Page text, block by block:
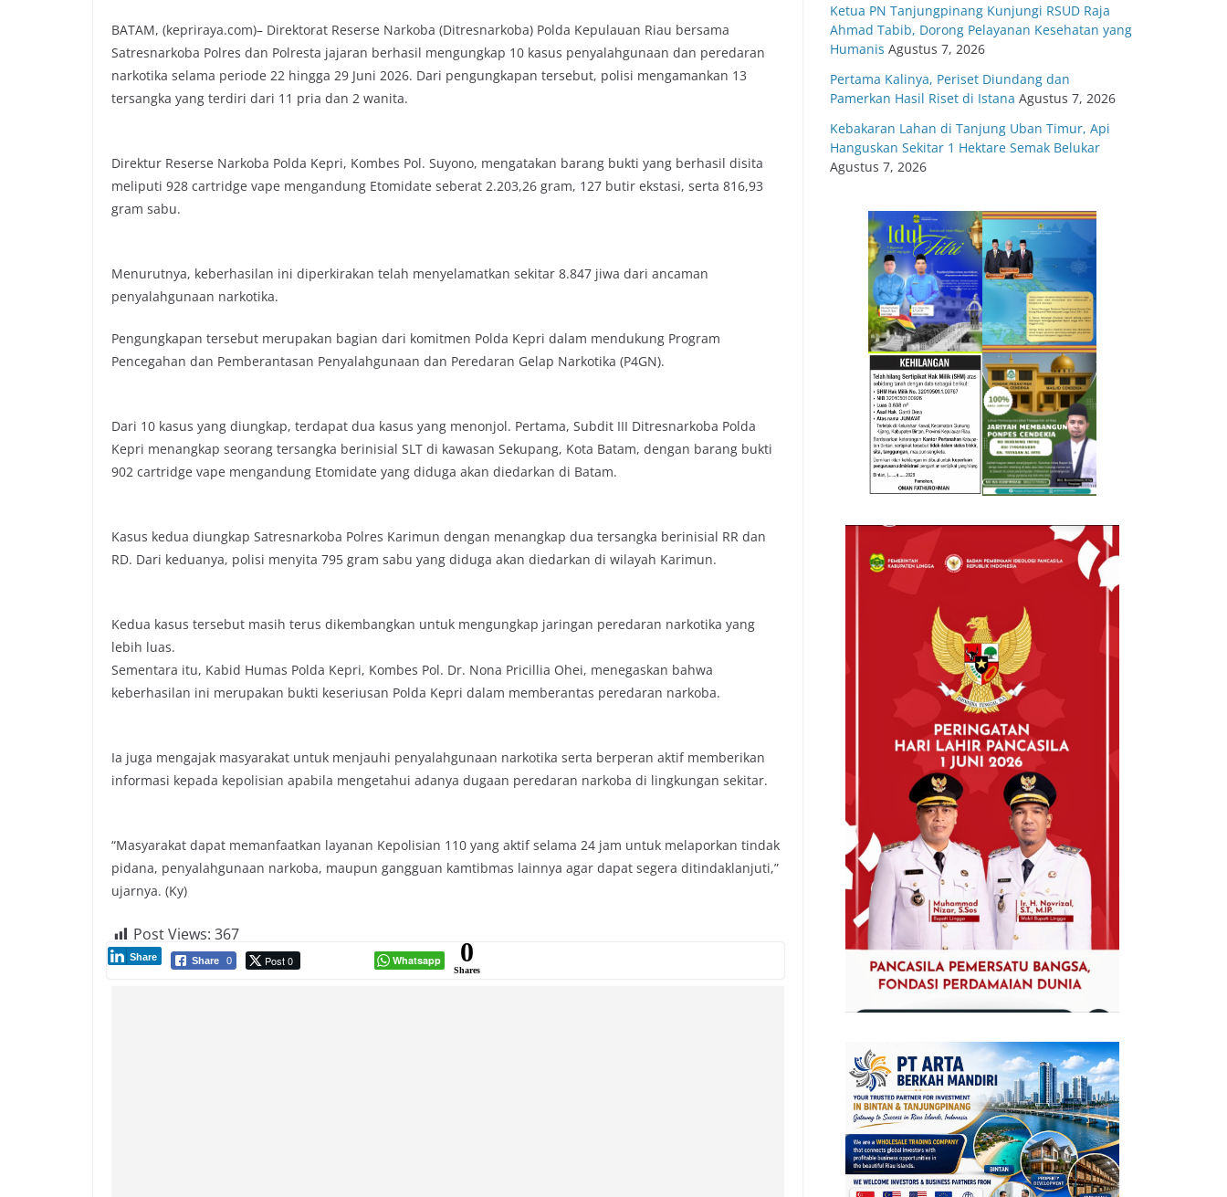
BATAM, (kepriraya.com)– Direktorat Reserse Narkoba (Ditresnarkoba) Polda Kepulauan Riau bersama
Satresnarkoba Polres dan Polresta jajaran berhasil mengungkap 10 kasus penyalahgunaan dan peredaran
narkotika selama periode 22 hingga 29 Juni 2026. Dari pengungkapan tersebut, polisi mengamankan 13
tersangka yang terdiri dari 11 pria dan 2 wanita.
Direktur Reserse Narkoba Polda Kepri, Kombes Pol. Suyono, mengatakan barang bukti yang berhasil disita
meliputi 928 cartridge vape mengandung Etomidate seberat 2.203,26 gram, 127 butir ekstasi, serta 816,93
gram sabu.
Menurutnya, keberhasilan ini diperkirakan telah menyelamatkan sekitar 8.847 jiwa dari ancaman
penyalahgunaan narkotika.
Pengungkapan tersebut merupakan bagian dari komitmen Polda Kepri dalam mendukung Program
Pencegahan dan Pemberantasan Penyalahgunaan dan Peredaran Gelap Narkotika (P4GN).
Dari 10 kasus yang diungkap, terdapat dua kasus yang menonjol. Pertama, Subdit III Ditresnarkoba Polda
Kepri menangkap seorang tersangka berinisial SLT di kawasan Sekupang, Kota Batam, dengan barang bukti
902 cartridge vape mengandung Etomidate yang diduga akan diedarkan di Batam.
Kasus kedua diungkap Satresnarkoba Polres Karimun dengan menangkap dua tersangka berinisial RR dan
RD. Dari keduanya, polisi menyita 795 gram sabu yang diduga akan diedarkan di wilayah Karimun.
Kedua kasus tersebut masih terus dikembangkan untuk mengungkap jaringan peredaran narkotika yang
lebih luas.
Sementara itu, Kabid Humas Polda Kepri, Kombes Pol. Dr. Nona Pricillia Ohei, menegaskan bahwa
keberhasilan ini merupakan bukti keseriusan Polda Kepri dalam memberantas peredaran narkoba.
Ia juga mengajak masyarakat untuk menjauhi penyalahgunaan narkotika serta berperan aktif memberikan
informasi kepada kepolisian apabila mengetahui adanya dugaan peredaran narkoba di lingkungan sekitar.
“Masyarakat dapat memanfaatkan layanan Kepolisian 110 yang aktif selama 24 jam untuk melaporkan tindak
pidana, penyalahgunaan narkoba, maupun gangguan kamtibmas lainnya agar dapat segera ditindaklanjuti,”
ujarnya. (Ky)
Post Views: 367
Share 0 Post 0
Share Whatsapp 0
Shares
Ketua PN Tanjungpinang Kunjungi RSUD Raja
Ahmad Tabib, Dorong Pelayanan Kesehatan yang
Humanis Agustus 7, 2026
Pertama Kalinya, Periset Diundang dan
Pamerkan Hasil Riset di Istana Agustus 7, 2026
Kebakaran Lahan di Tanjung Uban Timur, Api
Hanguskan Sekitar 1 Hektare Semak Belukar
Agustus 7, 2026